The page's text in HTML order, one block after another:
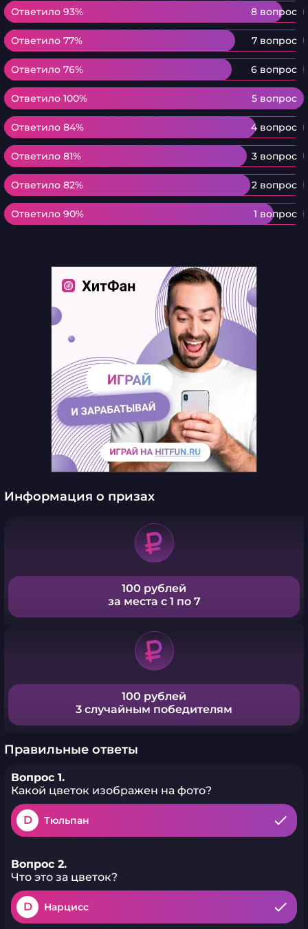
Ответило 93% 8 вопрос
Ответило 93%
Ответило 77% 7 вопрос
Ответило 77%
Ответило 76% 6 вопрос
Ответило 76%
Ответило 100% 5 вопрос
Ответило 100%
Ответило 84% 4 вопрос
Ответило 84%
Ответило 81% 3 вопрос
Ответило 81%
Ответило 82% 2 вопрос
Ответило 82%
Ответило 90% 1 вопрос
Ответило 90%
Информация о призах
100 рублей
за места с 1 по 7
100 рублей
3 случайным победителям
Правильные ответы
Вопрос 1.
Какой цветок изображен на фото?
D Тюльпан
Вопрос 2.
Что это за цветок?
D Нарцисс